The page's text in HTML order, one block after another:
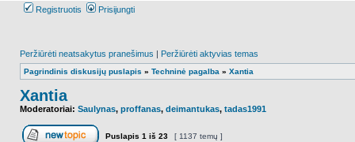
Registruotis Prisijungti
Peržiūrėti neatsakytus pranešimus | Peržiūrėti aktyvias temas
Pagrindinis diskusijų puslapis » Techninė pagalba » Xantia
Xantia
Moderatoriai: Saulynas, proffanas, deimantukas, tadas1991
Puslapis 1 iš 23 [ 1137 temų ]